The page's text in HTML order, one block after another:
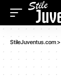
StileJuventus.com>